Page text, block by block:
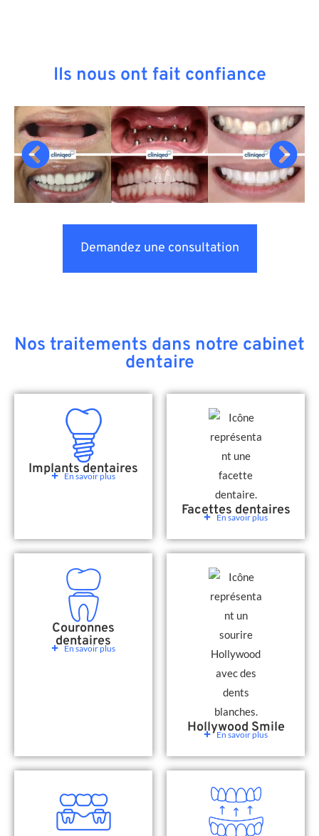
Ils nous ont fait confiance
Demandez une consultation
Nos traitements dans notre cabinet
dentaire
Implants dentaires
En savoir plus
Facettes dentaires
En savoir plus
Couronnes
dentaires
En savoir plus
Hollywood Smile
En savoir plus